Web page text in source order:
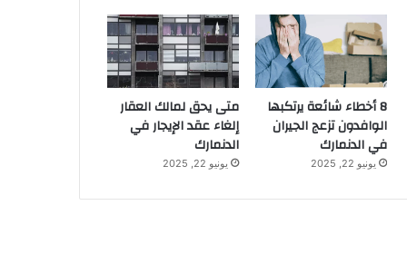
8 أخطاء شائعة يرتكبها
الوافدون تزعج الجيران
في الدنمارك
يونيو 22, 2025
متى يحق لمالك العقار
إلغاء عقد الإيجار في
الدنمارك
يونيو 22, 2025